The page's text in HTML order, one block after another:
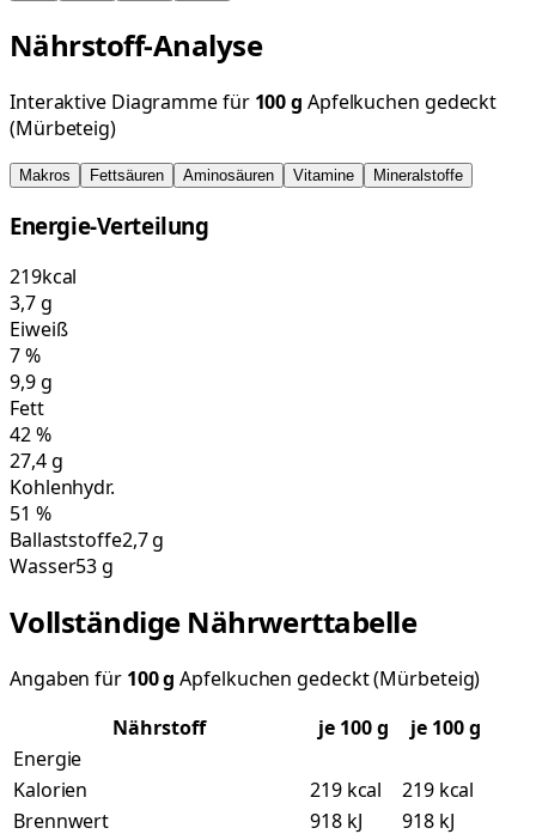
Nährstoff-Analyse
Interaktive Diagramme für 100g Apfelkuchen gedeckt
(Mürbeteig)
Makros Fettsäuren Aminosäuren Vitamine Mineralstoffe
Energie-Verteilung
219kcal
3,7g
Eiweiß
7%
9,9g
Fett
42%
27,4g
Kohlenhydr.
51 %
Ballaststoffe2,7 g
Wasser53 g
Vollständige Nährwerttabelle
Angaben für 100g Apfelkuchen gedeckt (Mürbeteig)
Nährstoff
je 100g
je 100 g
Energie
Kalorien
219 kcal
219 kcal
Brennwert
918 kJ 918 kJ